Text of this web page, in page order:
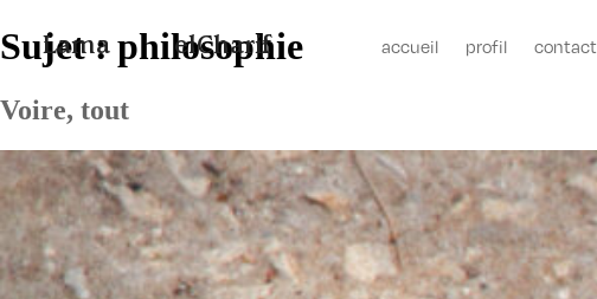
Lama elCharif accueil profil contact
Sujet :philosophie
Voire, tout